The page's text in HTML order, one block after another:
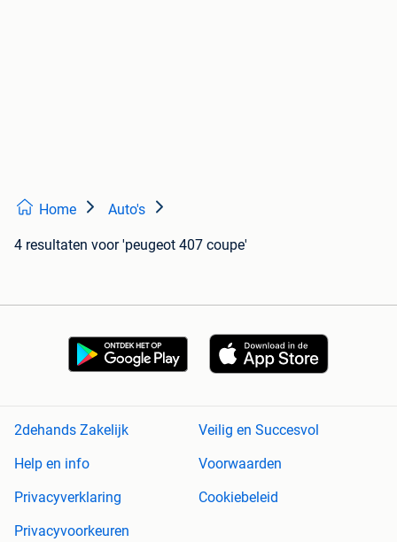
Home Auto's
4 resultaten voor 'peugeot 407 coupe'
2dehands Zakelijk
Veilig en Succesvol
Help en info
Voorwaarden
Privacyverklaring
Cookiebeleid
Privacyvoorkeuren